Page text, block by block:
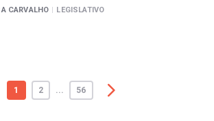
CARVALHO | LEGISLATIVO
1 2 ... 56